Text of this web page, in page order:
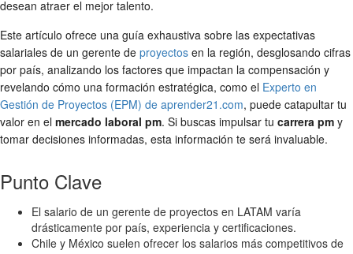
desean atraer el mejor talento.
Este artículo ofrece una guía exhaustiva sobre las expectativas
salariales de un gerente de proyectos en la región, desglosando cifras
por país, analizando los factores que impactan la compensación y
revelando cómo una formación estratégica, como el Experto en
Gestión de Proyectos (EPM) de aprender21.com, puede catapultar tu
valor en el mercado laboral pm. Si buscas impulsar tu carrera pm y
tomar decisiones informadas, esta información te será invaluable.
Punto Clave
El salario de un gerente de proyectos en LATAM varía
drásticamente por país, experiencia y certificaciones.
Chile y México suelen ofrecer los salarios más competitivos de